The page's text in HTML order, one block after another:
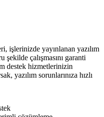
işlerinizde yayınlanan yazılım
çalışmasını garanti
destek hizmetlerinizin
yazılım sorunlarınıza hızlı